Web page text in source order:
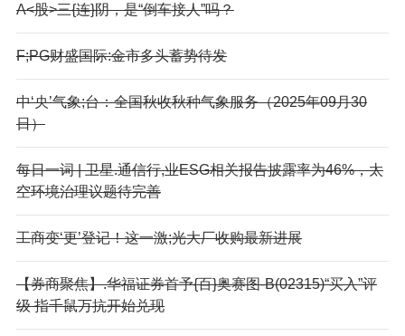
A<股>三{连}阴，是“倒车接人”吗？
F;PG财盛国际:金市多头蓄势待发
中‘央’气象;台：全国秋收秋种气象服务（2025年09月30
日）
每日一词 | 卫星.通信行,业ESG相关报告披露率为46%，太
空环境治理议题待完善
工商变‘更’登记！这一激;光大厂收购最新进展
【券商聚焦】.华福证券首予{百}奥赛图-B(02315)“买入”评
级 指千鼠万抗开始兑现